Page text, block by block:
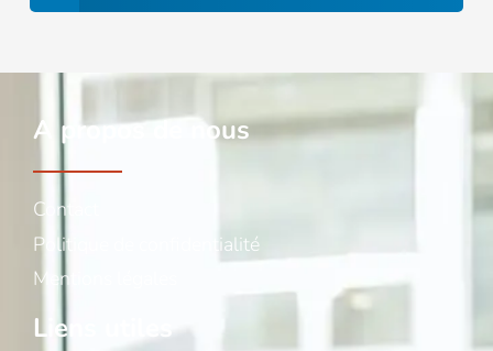
A propos de nous
Contact
Politique de confidentialité
Mentions légales
Liens utiles